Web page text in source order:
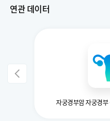
연관 데이터
자궁경부암 자궁경부